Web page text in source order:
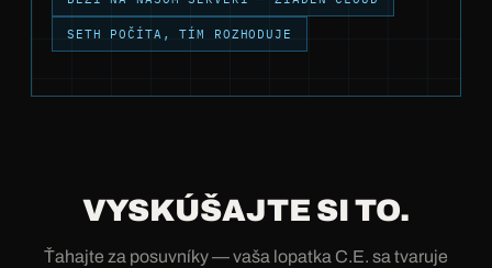
SETH POČÍTA, TÍM ROZHODUJE
VYSKÚŠAJTE SI TO.
Ťahajte za posuvníky — vaša lopatka C.E. sa tvaruje